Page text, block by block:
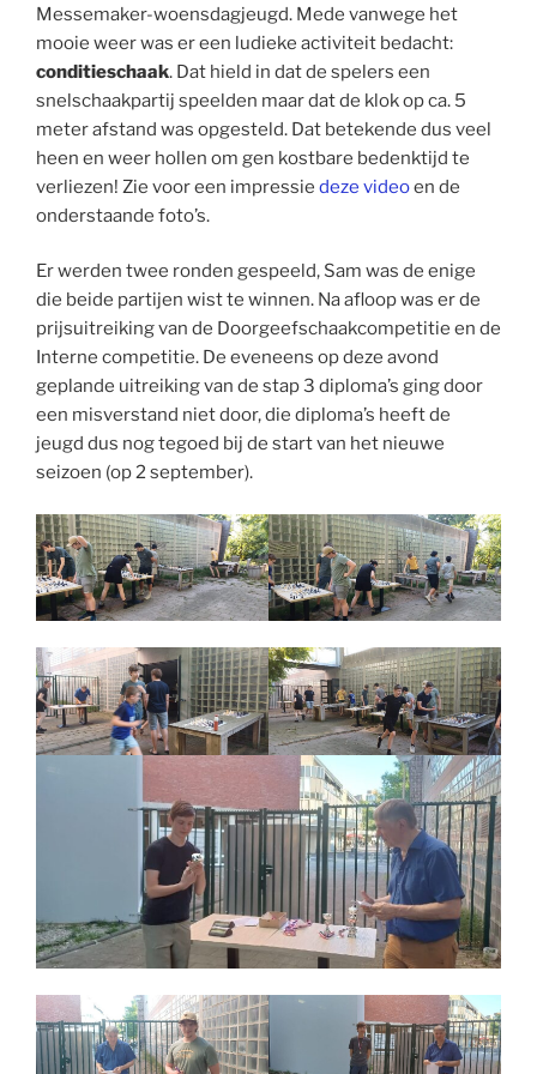
Messemaker-woensdagjeugd. Mede vanwege het
mooie weer was er een ludieke activiteit bedacht:
conditieschaak. Dat hield in dat de spelers een
snelschaakpartij speelden maar dat de klok op ca. 5
meter afstand was opgesteld. Dat betekende dus veel
heen en weer hollen om gen kostbare bedenktijd te
verliezen! Zie voor een impressie deze videoen de
onderstaande foto’s.
Er werden twee ronden gespeeld, Sam was de enige
die beide partijen wist te winnen. Na afloop was er de
prijsuitreiking van de Doorgeefschaakcompetitie en de
Interne competitie. De eveneens op deze avond
geplande uitreiking van de stap 3 diploma’s ging door
een misverstand niet door, die diploma’s heeft de
jeugd dus nog tegoed bij de start van het nieuwe
seizoen (op 2 september).